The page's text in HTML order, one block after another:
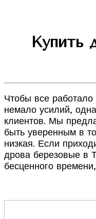
Купить
Чтобы все
немало усилий,
клиентов. Мы
быть уверенным в
низкая. Если
дрова березовые в
бесценного